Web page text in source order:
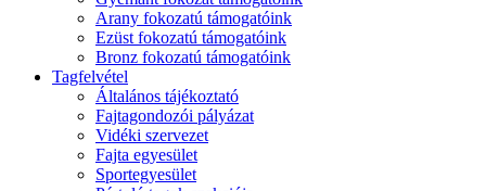
Arany fokozatú támogatóink
Ezüst fokozatú támogatóink
Bronz fokozatú támogatóink
Tagfelvétel
Általános tájékoztató
Fajtagondozói pályázat
Vidéki szervezet
Fajta egyesület
Sportegyesület